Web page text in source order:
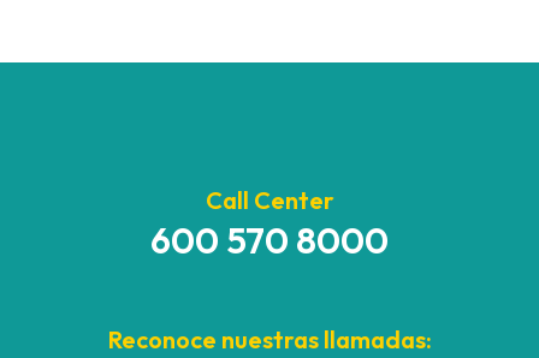
Call Center
600 570 8000
Reconoce nuestras llamadas: